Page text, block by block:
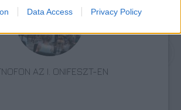
Data Access Privacy Policy
AZ I. ONIFESZT-EN